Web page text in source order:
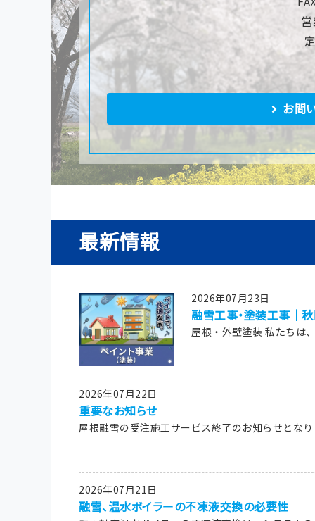
お問
最新情報
2026年07月23日
融雪工事・塗装工事｜
屋根・外壁塗装 私たちは
2026年07月22日
重要なお知らせ
屋根融雪の受注施工サービス終了のお知らせとなり
2026年07月21日
融雪、温水ボイラーの不凍液交換の必要性